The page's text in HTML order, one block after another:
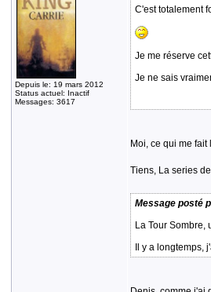
Depuis le: 19 mars 2012
Status actuel: Inactif
Messages: 3617
C'est totalement
Je me réserve
Je ne sais
Moi, ce qui me
Tiens, La series
Message posté
La Tour Sombre,
Il y a longtemps,